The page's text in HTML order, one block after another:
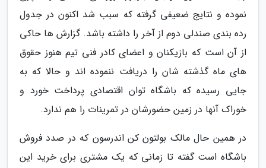
نموده و نتایج ضعیفی گرفته که سبب شد اکنون در جدول
رده بندی صندلی دوم از آخر را داشته باشد. گزارش ها حاکی
از آن است که بازیکنان و اعضای کادر فنی تیم هنوز حقوق
های ماه گذشته شان را دریافت ننموده اند و حالا که به
جایی رسیده که باشگاه توان اقتصادی پرداخت خورد و
خوراک آنها در زمین حضورشان در تمرینات را هم ندارد.
در همین حال مالک بولتون کن اندرسون که در صدد فروش
باشگاه است گفته تا زمانی که یک مشتری برای خرید این